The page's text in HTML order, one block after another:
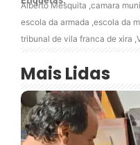
Alberto Mesquita camara
escola da armada escola da
tribunal de vila franca de xira
Mais Lidas